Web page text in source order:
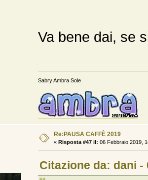
Va bene dai, se
Sabry Ambra Sole
Re:PAUSA CAFFÈ 2019
« Risposta #47 il: 06 Febbraio 2019,
Citazione da: dani -